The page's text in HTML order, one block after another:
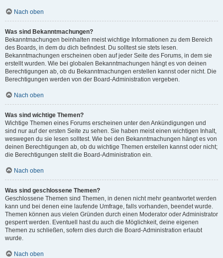
Nach oben
Was sind Bekanntmachungen?
Bekanntmachungen beinhalten meist wichtige Informationen zu dem Bereich
des Boards, in dem du dich befindest. Du solltest sie stets lesen.
Bekanntmachungen erscheinen oben auf jeder Seite des Forums, in dem sie
erstellt wurden. Wie bei globalen Bekanntmachungen hängt es von deinen
Berechtigungen ab, ob du Bekanntmachungen erstellen kannst oder nicht. Die
Berechtigungen werden von der Board-Administration vergeben.
Nach oben
Was sind wichtige Themen?
Wichtige Themen eines Forums erscheinen unter den Ankündigungen und
sind nur auf der ersten Seite zu sehen. Sie haben meist einen wichtigen Inhalt,
weswegen du sie lesen solltest. Wie bei den Bekanntmachungen hängt es von
deinen Berechtigungen ab, ob du wichtige Themen erstellen kannst oder nicht;
die Berechtigungen stellt die Board-Administration ein.
Nach oben
Was sind geschlossene Themen?
Geschlossene Themen sind Themen, in denen nicht mehr geantwortet werden
kann und bei denen eine laufende Umfrage, falls vorhanden, beendet wurde.
Themen können aus vielen Gründen durch einen Moderator oder Administrator
gesperrt werden. Eventuell hast du auch die Möglichkeit, deine eigenen
Themen zu schließen, sofern dies durch die Board-Administration erlaubt
wurde.
Nach oben